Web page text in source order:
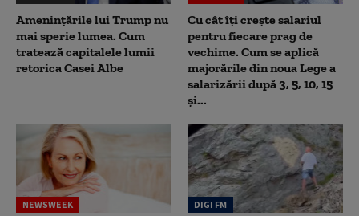
Amenințările lui Trump nu
mai sperie lumea. Cum
tratează capitalele lumii
retorica Casei Albe
Cu cât îți crește salariul
pentru fiecare prag de
vechime. Cum se aplică
majorările din noua Lege a
salarizării după 3, 5, 10, 15
și...
NEWSWEEK DIGI FM